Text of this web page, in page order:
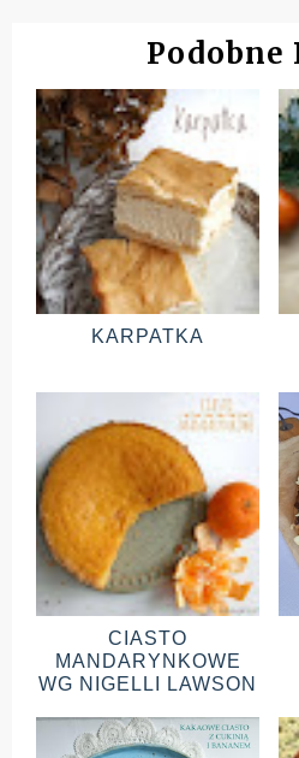
Podobne
KARPATKA
CIASTO
MANDARYNKOWE
WG NIGELLI LAWSON